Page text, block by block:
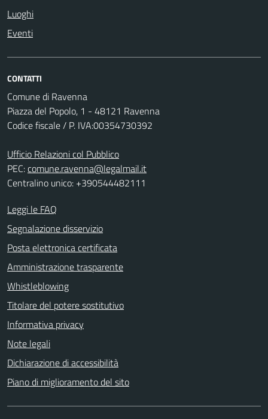
Luoghi
Eventi
CONTATTI
Comune di Ravenna
Piazza del Popolo, 1 - 48121 Ravenna
Codice fiscale / P. IVA:00354730392
Ufficio Relazioni col Pubblico
PEC:comune.ravenna@legalmail.it
Centralino unico: +390544482111
Leggi le FAQ
Segnalazione disservizio
Posta elettronica certificata
Amministrazione trasparente
Whistleblowing
Titolare del potere sostitutivo
Informativa privacy
Note legali
Dichiarazione di accessibilità
Piano di miglioramento del sito